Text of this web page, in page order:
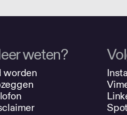
weten?
worden